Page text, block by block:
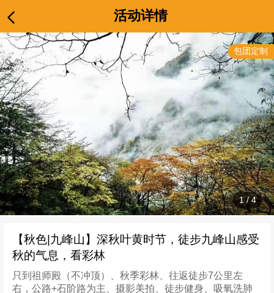
活动详情
1/4
【秋色|九峰山】深秋叶黄时节，徒步九峰山感受
秋的气息，看彩林
只到祖师殿（不冲顶）、秋季彩林、往返徒步7公里左
右，公路+石阶路为主、摄影美拍、徒步健身、吸氧洗肺
包团定制